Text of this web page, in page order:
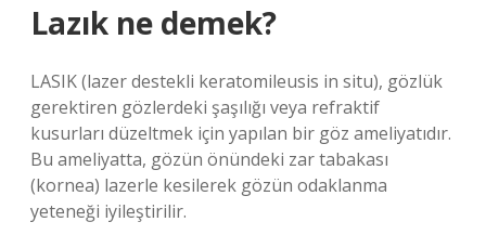
Lazık ne demek?
LASIK (lazer destekli keratomileusis in situ), gözlük
gerektiren gözlerdeki şaşılığı veya refraktif
kusurları düzeltmek için yapılan bir göz ameliyatıdır.
Bu ameliyatta, gözün önündeki zar tabakası
(kornea) lazerle kesilerek gözün odaklanma
yeteneği iyileştirilir.